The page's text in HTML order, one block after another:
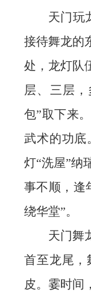
天门玩龙
接待舞龙的
处，龙灯队
层、三层
包”取下来
武术的功底
灯“洗屋”纳
事不顺，逢
绕华堂”。
天门舞龙
首至龙尾，
皮。霎时间